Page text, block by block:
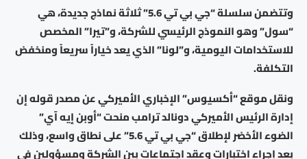
وتتضمن سلسلة “جي بي تي 5.6” ثلاثة نماذج جديدة، هي
“سول” وهو النموذج الرئيسي للشركة، و”تيرا” المخصص
للاستخدامات اليومية، و”لونا” الذي يعد خياراً سريعاً ومنخفض
التكلفة.
ونقل موقع “أكسيوس” الإخباري الأميركي عن مصدر قوله إن
إدارة الرئيس الأميركي دونالد ترامب منحت “أوبن إيه آي”
الضوء الأخضر لإطلاق “جي بي تي 5.6” على نطاق واسع، وذلك
بعد إجراء اختبارات وعقد اجتماعات بين الشركة ومسؤولين في